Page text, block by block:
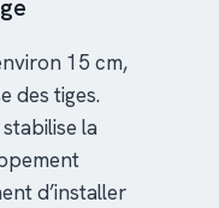
15 cm,
des tiges.
la
d’installer